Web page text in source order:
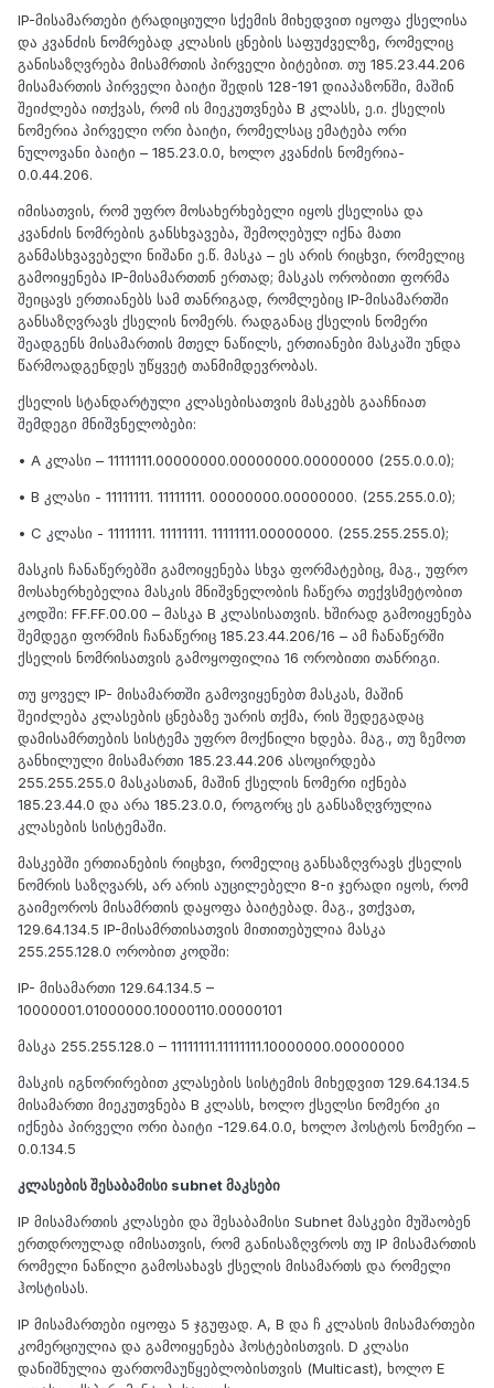
IP-მისამართები ტრადიციული სქემის მიხედვით იყოფა ქსელისა
და კვანძის ნომრებად კლასის ცნების საფუძველზე, რომელიც
განისაზღვრება მისამრთის პირველი ბიტებით. თუ 185.23.44.206
მისამართის პირველი ბაიტი შედის 128-191 დიაპაზონში, მაშინ
შეიძლება ითქვას, რომ ის მიეკუთვნება B კლასს, ე.ი. ქსელის
ნომერია პირველი ორი ბაიტი, რომელსაც ემატება ორი
ნულოვანი ბაიტი – 185.23.0.0, ხოლო კვანძის ნომერია-
0.0.44.206.
იმისათვის, რომ უფრო მოსახერხებელი იყოს ქსელისა და
კვანძის ნომრების განსხვავება, შემოღებულ იქნა მათი
განმასხვავებელი ნიშანი ე.წ. მასკა – ეს არის რიცხვი, რომელიც
გამოიყენება IP-მისამართთნ ერთად; მასკას ორობითი ფორმა
შეიცავს ერთიანებს სამ თანრიგად, რომლებიც IP-მისამართში
განსაზღვრავს ქსელის ნომერს. რადგანაც ქსელის ნომერი
შეადგენს მისამართის მთელ ნაწილს, ერთიანები მასკაში უნდა
წარმოადგენდეს უწყვეტ თანმიმდევრობას.
ქსელის სტანდარტული კლასებისათვის მასკებს გააჩნიათ
შემდეგი მნიშვნელობები:
• A კლასი – 11111111.00000000.00000000.00000000 (255.0.0.0);
• B კლასი - 11111111. 11111111. 00000000.00000000. (255.255.0.0);
• C კლასი - 11111111. 11111111. 11111111.00000000. (255.255.255.0);
მასკის ჩანაწერებში გამოიყენება სხვა ფორმატებიც, მაგ., უფრო
მოსახერხებელია მასკის მნიშვნელობის ჩაწერა თექვსმეტობით
კოდში: FF.FF.00.00 – მასკა B კლასისათვის. ხშირად გამოიყენება
შემდეგი ფორმის ჩანაწერიც 185.23.44.206/16 – ამ ჩანაწერში
ქსელის ნომრისათვის გამოყოფილია 16 ორობითი თანრიგი.
თუ ყოველ IP- მისამართში გამოვიყენებთ მასკას, მაშინ
შეიძლება კლასების ცნებაზე უარის თქმა, რის შედეგადაც
დამისამრთების სისტემა უფრო მოქნილი ხდება. მაგ., თუ ზემოთ
განხილული მისამართი 185.23.44.206 ასოცირდება
255.255.255.0 მასკასთან, მაშინ ქსელის ნომერი იქნება
185.23.44.0 და არა 185.23.0.0, როგორც ეს განსაზღვრულია
კლასების სისტემაში.
მასკებში ერთიანების რიცხვი, რომელიც განსაზღვრავს ქსელის
ნომრის საზღვარს, არ არის აუცილებელი 8-ი ჯერადი იყოს, რომ
გაიმეოროს მისამრთის დაყოფა ბაიტებად. მაგ., ვთქვათ,
129.64.134.5 IP-მისამრთისათვის მითითებულია მასკა
255.255.128.0 ორობით კოდში:
IP- მისამართი 129.64.134.5 –
10000001.01000000.10000110.00000101
მასკა 255.255.128.0 – 11111111.11111111.10000000.00000000
მასკის იგნორირებით კლასების სისტემის მიხედვით 129.64.134.5
მისამართი მიეკუთვნება B კლასს, ხოლო ქსელსი ნომერი კი
იქნება პირველი ორი ბაიტი -129.64.0.0, ხოლო ჰოსტოს ნომერი –
0.0.134.5
კლასების შესაბამისი subnet მაკსები
IP მისამართის კლასები და შესაბამისი Subnet მასკები მუშაობენ
ერთდროულად იმისათვის, რომ განისაზღვროს თუ IP მისამართის
რომელი ნაწილი გამოსახავს ქსელის მისამართს და რომელი
ჰოსტისას.
IP მისამართები იყოფა 5 ჯგუფად. A, B და ჩ კლასის მისამართები
კომერციულია და გამოიყენება ჰოსტებისთვის. D კლასი
დანიშნულია ფართომაუწყებლობისთვის (Multicast), ხოლო E